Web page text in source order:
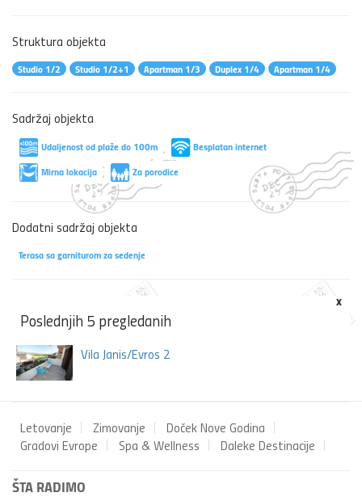
Struktura objekta
Studio 1/2 Studio 1/2+1 Apartman 1/3 Duplex 1/4 Apartman 1/4
Sadržaj objekta
Udaljenost od plaže do 100m
Besplatan internet
Mirna lokacija
Za porodice
Dodatni sadržaj objekta
Terasa sa garniturom za sedenje
x
Poslednjih 5 pregledanih
Vila Janis/Evros 2
Letovanje Zimovanje
Doček Nove Godina
Gradovi Evrope
Spa & Wellness Daleke Destinacije
ŠTA RADIMO